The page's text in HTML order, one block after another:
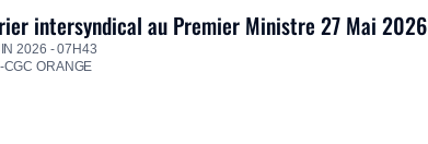
intersyndical au Premier Ministre 27 Mai 2026
2026 - 07H43
CGC ORANGE